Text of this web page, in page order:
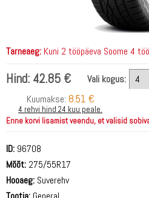
Tarneaeg: Kuni 2 tööpäeva Soome 4
Hind: 42.85 €
Vali kogus:
Kuumakse: 8.51 €
4 rehvi hind 24 kuu peale.
Enne korvi lisamist veendu, et valisid
ID: 96708
Mõõt: 275/55R17
Hooaeg: Suverehv